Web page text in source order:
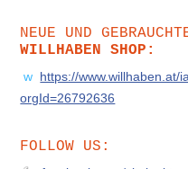
NEUE UND
WILLHABEN SHOP:
w
https://www.willhaben.at/
orgId=26792636
FOLLOW US: